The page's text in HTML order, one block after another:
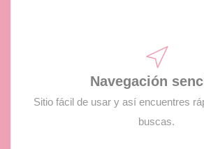
Navegación
Sitio fácil de usar y así encuentres
buscas.